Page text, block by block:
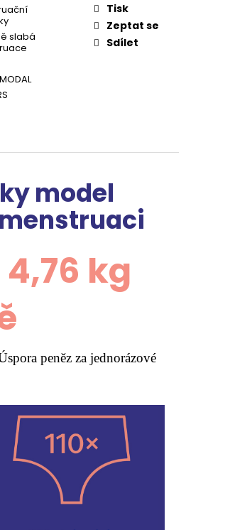
slabá
Tisk
Zeptat se
Sdílet
model
kg
peněz za jednorázové